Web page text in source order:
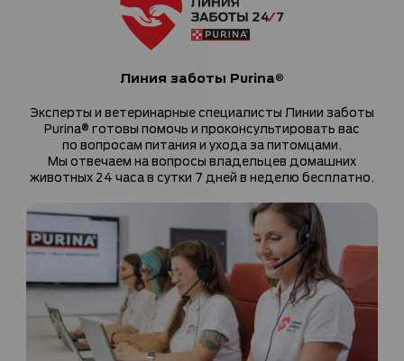
Линия заботы Purina®
Эксперты и ветеринарные специалисты Линии заботы
Purina® готовы помочь и проконсультировать вас
по вопросам питания и ухода за питомцами.
Мы отвечаем на вопросы владельцев домашних
животных 24 часа в сутки 7 дней в неделю бесплатно.